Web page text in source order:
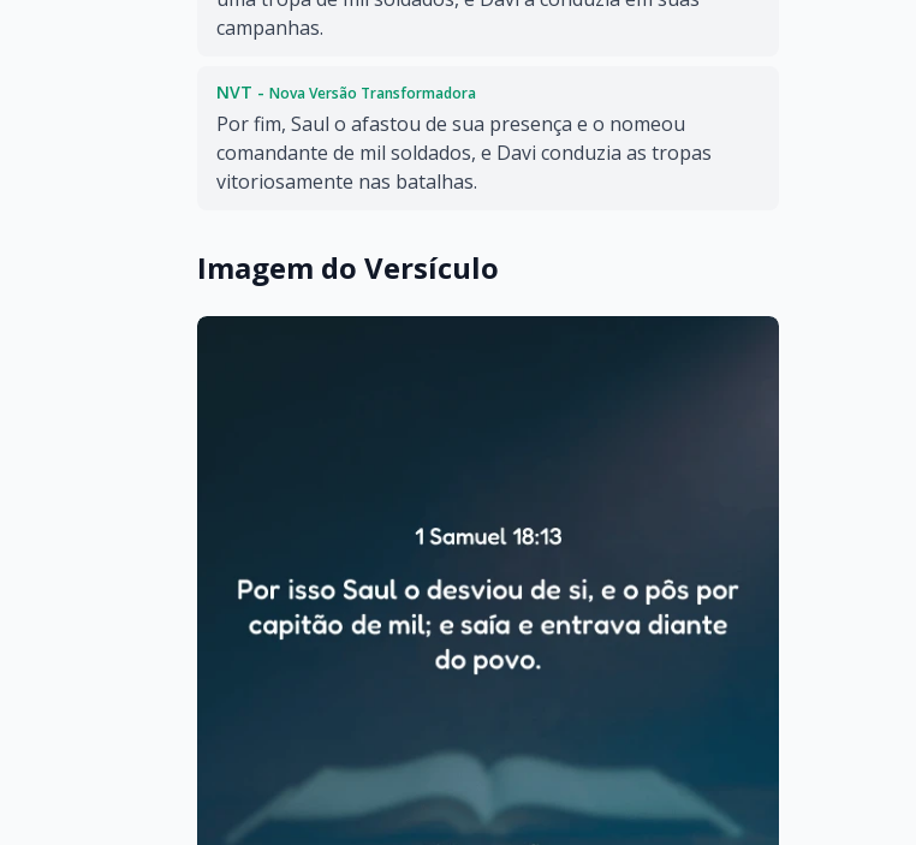
campanhas.
NVT - Nova Versão Transformadora
Por fim, Saul o afastou de sua presença e o nomeou
comandante de mil soldados, e Davi conduzia as tropas
vitoriosamente nas batalhas.
Imagem do Versículo